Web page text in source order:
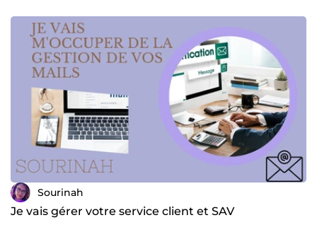
vente et accompagnement des utilisateurs. 👉Ce n'est pas
encore fini, par ici mes compétences: • SIG : ArcGIS, QGIS,
MapInfo • DAO : AutoCAD, Microstation, Covadis, Revit,
Gstarcad • Télédétection : Erdas, Envi • Gestion &amp;
Management : organisation, leadership, communication
efficace • Langues : Français (avancé), Anglais
(professionnel), Malagasy (maternel) 🎯 Pourquoi travailler
avec moi ? ✔️ Professionnalisme et respect des délais ✔️
Grande capacité d’adaptation (missions techniques et
administratives) ✔️ Expérience confirmée en entreprise et
en freelance ✔️ Disponibilité et réactivité 👋Qualité et
performance sont les valeurs que vous recherchez? C'est
par ici!👋
Sourinah
Je vais gérer votre service client et SAV